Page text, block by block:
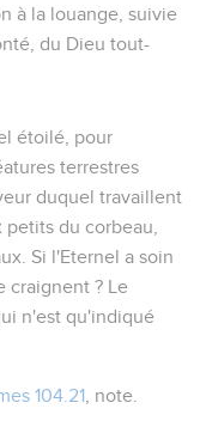
à la louange, suivie
du Dieu tout-
étoilé, pour
terrestres
duquel travaillent
petits du corbeau
Si l'Eternel a soin
craignent ? Le
n'est qu'indiqué
104.21 , note.